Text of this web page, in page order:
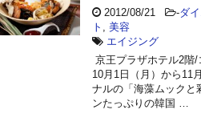
2012/08/21 -ダ
ト
美容
エイジング
京王プラザホテル2階/
10月1日（月）から11
ナルの「海藻ムックと
ンたっぷりの韓国 …